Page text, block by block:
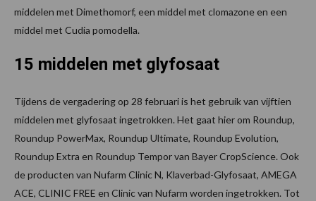
middelen met Dimethomorf, een middel met clomazone en een
middel met Cudia pomodella.
15 middelen met glyfosaat
Tijdens de vergadering op 28 februari is het gebruik van vijftien
middelen met glyfosaat ingetrokken. Het gaat hier om Roundup,
Roundup PowerMax, Roundup Ultimate, Roundup Evolution,
Roundup Extra en Roundup Tempor van Bayer CropScience. Ook
de producten van Nufarm Clinic N, Klaverbad-Glyfosaat, AMEGA
ACE, CLINIC FREE en Clinic van Nufarm worden ingetrokken. Tot